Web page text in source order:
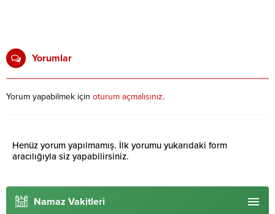
Yorumlar
Yorum yapabilmek için oturum açmalısınız.
Henüz yorum yapılmamış. İlk yorumu yukarıdaki form
aracılığıyla siz yapabilirsiniz.
Namaz Vakitleri